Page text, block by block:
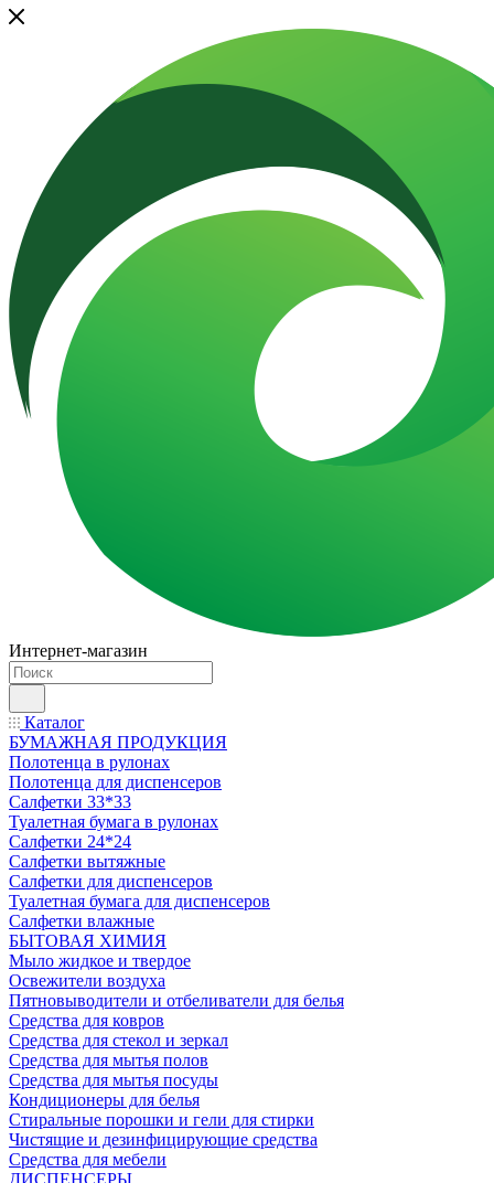
Интернет-магазин
Каталог
БУМАЖНАЯ ПРОДУКЦИЯ
Полотенца в рулонах
Полотенца для диспенсеров
Салфетки 33*33
Туалетная бумага в рулонах
Салфетки 24*24
Салфетки вытяжные
Салфетки для диспенсеров
Туалетная бумага для диспенсеров
Салфетки влажные
БЫТОВАЯ ХИМИЯ
Мыло жидкое и твердое
Освежители воздуха
Пятновыводители и отбеливатели для белья
Средства для ковров
Средства для стекол и зеркал
Средства для мытья полов
Средства для мытья посуды
Кондиционеры для белья
Стиральные порошки и гели для стирки
Чистящие и дезинфицирующие средства
Средства для мебели
ДИСПЕНСЕРЫ